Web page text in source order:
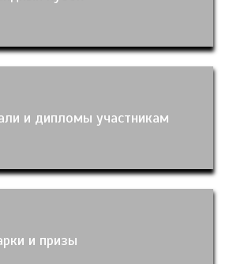
и дипломы участникам
и призы